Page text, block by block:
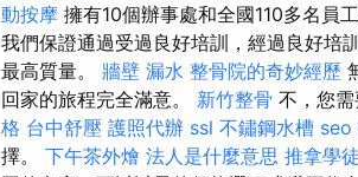
動按摩 擁有10個辦事處和全國110多名員
我們保證通過受過良好培訓，經過良好培
最高質量。 牆壁 漏水 整骨院的奇妙經歷
回家的旅程完全滿意。 新竹整骨 不，您
格 台中舒壓 護照代辦 ssl 不鏽鋼水槽 seo
擇。 下午茶外燴 法人是什麼意思 推拿學徒